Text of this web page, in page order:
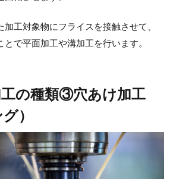
工対象物にフライスを接触させて、
で平面加工や溝加工を行います。
工の種類③穴あけ加工
）